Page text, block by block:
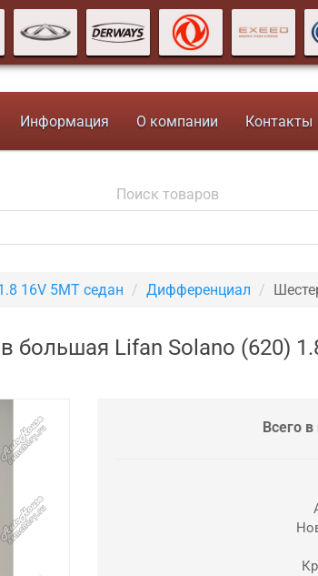
Информация О компании Контакты
16V 5МТ седан Дифференциал
большая Lifan Solano (620)
Всего